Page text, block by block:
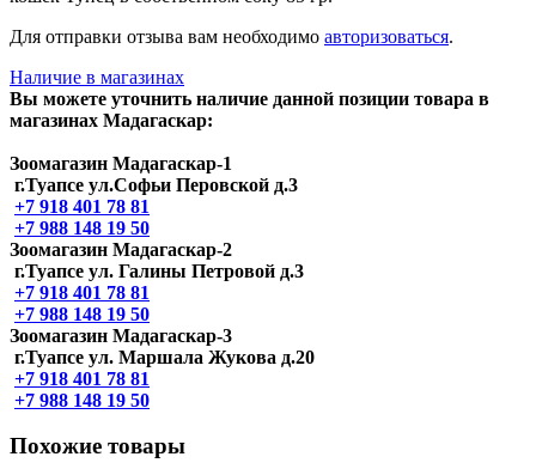
Для отправки отзыва вам необходимо авторизоваться.
Наличие в магазинах
Вы можете уточнить наличие данной позиции товара в
магазинах Мадагаскар:
Зоомагазин Мадагаскар-1
г.Туапсе ул.Софьи Перовской д.3
+7 918 401 78 81
+7 988 148 19 50
Зоомагазин Мадагаскар-2
г.Туапсе ул. Галины Петровой д.3
+7 918 401 78 81
+7 988 148 19 50
Зоомагазин Мадагаскар-3
г.Туапсе ул. Маршала Жукова д.20
+7 918 401 78 81
+7 988 148 19 50
Похожие товары